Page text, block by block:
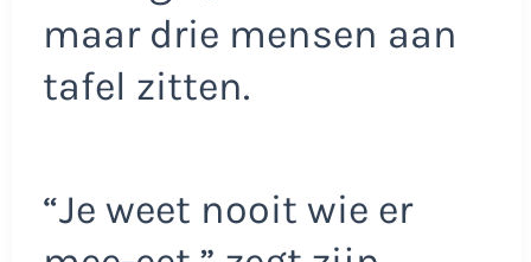
maar drie mensen aan
tafel zitten.
“Je weet nooit wie er